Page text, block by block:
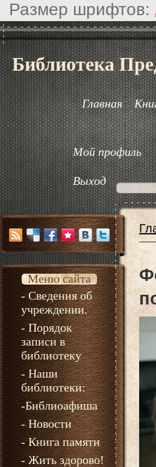
Размер шрифтов:
Библиотека
Главная
Мой профиль
Выход
Меню сайта
- Сведения об
учреждении.
- Порядок
записи в
библиотеку
- Наши
библиотеки:
-Библиоафиша
- Новости
- Книга памяти
- Жить здорово!